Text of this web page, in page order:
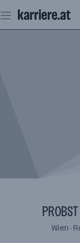
Seiteninhalt
springen
Wien ·